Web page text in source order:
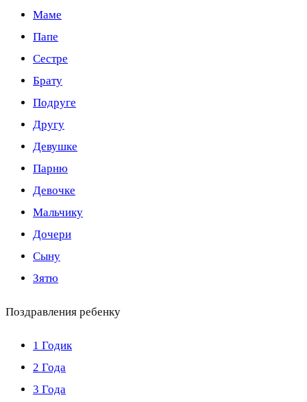
Маме
Папе
Сестре
Брату
Подруге
Другу
Девушке
Парню
Девочке
Мальчику
Дочери
Сыну
Зятю
Поздравления ребенку
1 Годик
2 Года
3 Года